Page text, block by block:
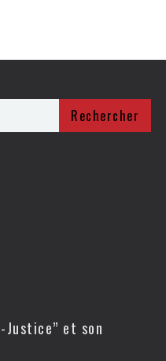
Rechercher
et son